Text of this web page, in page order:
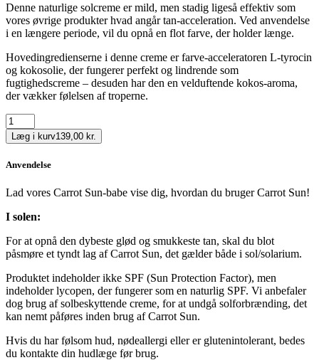
Denne naturlige solcreme er mild, men stadig ligeså effektiv som
vores øvrige produkter hvad angår tan-acceleration. Ved anvendelse
i en længere periode, vil du opnå en flot farve, der holder længe.
Hovedingredienserne i denne creme er farve-acceleratoren L-tyrocin
og kokosolie, der fungerer perfekt og lindrende som
fugtighedscreme – desuden har den en velduftende kokos-aroma,
der vækker følelsen af troperne.
CocoCrush
Creme
antal
Læg i kurv139,00 kr.
Anvendelse
Lad vores Carrot Sun-babe vise dig, hvordan du bruger Carrot Sun!
I solen:
For at opnå den dybeste glød og smukkeste tan, skal du blot
påsmøre et tyndt lag af Carrot Sun, det gælder både i sol/solarium.
Produktet indeholder ikke SPF (Sun Protection Factor), men
indeholder lycopen, der fungerer som en naturlig SPF. Vi anbefaler
dog brug af solbeskyttende creme, for at undgå solforbrænding, det
kan nemt påføres inden brug af Carrot Sun.
Hvis du har følsom hud, nødeallergi eller er glutenintolerant, bedes
du kontakte din hudlæge før brug.